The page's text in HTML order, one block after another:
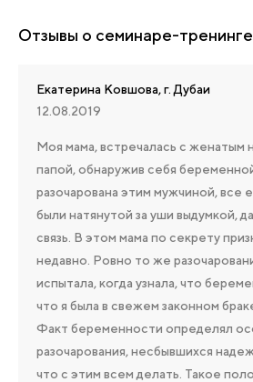
Отзывы о семинаре-тренинге
Екатерина Ковшова, г. Дубаи
12.08.2019
Моя мама, встречалась с женатым
папой, обнаружив себя
разочарована этим мужчиной, все
были натянутой за уши выдумкой,
связь. В этом мама по секрету
недавно. Ровно то же
испытала, когда узнала, что
что я была в свежем законном
Факт беременности определял
разочарования, несбывшихся
что с этим всем делать. Такое